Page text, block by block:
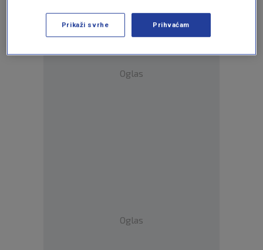
Oglas
Oglas
Prikaži svrhe Prihvaćam